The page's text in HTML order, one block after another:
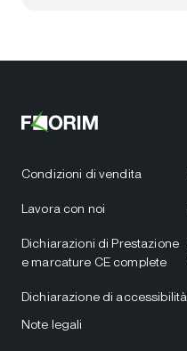
Condizioni di vendita
Lavora con noi
Dichiarazioni di Prestazione
e marcature CE complete
Dichiarazione di accessibilità
Note legali